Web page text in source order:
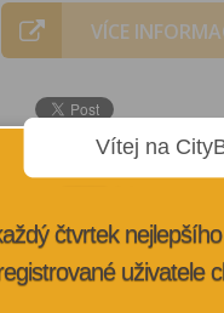
VÍCE
Vítej na
čtvrtek
uživatele